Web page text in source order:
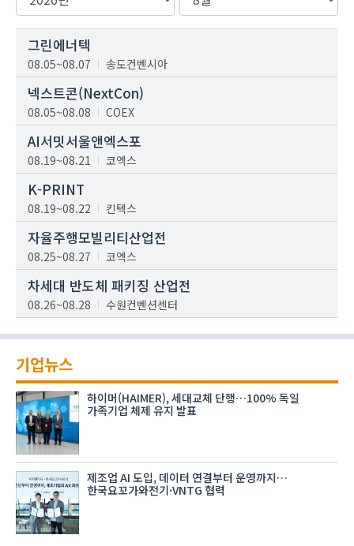
그린에너텍
08.05~08.07 송도컨벤시아
넥스트콘(NextCon)
08.05~08.08 COEX
AI서밋서울앤엑스포
08.19~08.21 코엑스
K-PRINT
08.19~08.22 킨텍스
자율주행모빌리티산업전
08.25~08.27 코엑스
차세대 반도체 패키징 산업전
08.26~08.28 수원컨벤션센터
기업뉴스
하이머(HAIMER), 세대교체 단행…100% 독일
가족기업 체제 유지 발표
제조업 AI 도입, 데이터 연결부터 운영까지…
한국요꼬가와전기·VNTG 협력